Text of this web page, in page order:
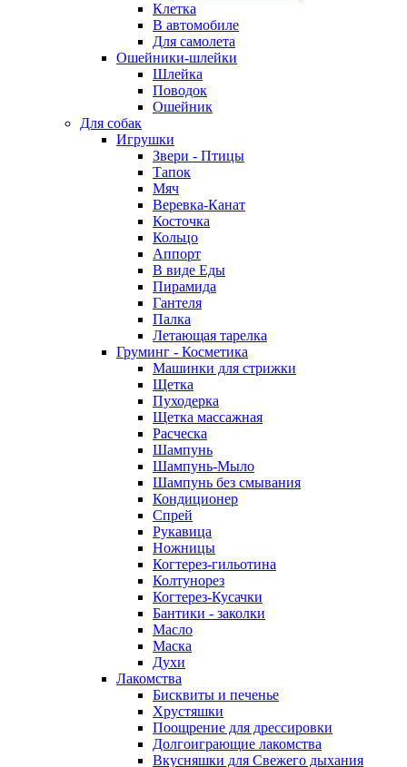
Клетка
В автомобиле
Для самолета
Ошейники-шлейки
Шлейка
Поводок
Ошейник
Для собак
Игрушки
Звери - Птицы
Тапок
Мяч
Веревка-Канат
Косточка
Кольцо
Аппорт
В виде Еды
Пирамида
Гантеля
Палка
Летающая тарелка
Груминг - Косметика
Машинки для стрижки
Щетка
Пуходерка
Щетка массажная
Расческа
Шампунь
Шампунь-Мыло
Шампунь без cмывания
Кондиционер
Спрей
Рукавица
Ножницы
Когтерез-гильотина
Колтунорез
Когтерез-Кусачки
Бантики - заколки
Масло
Маска
Духи
Лакомства
Бисквиты и печенье
Хрустяшки
Поощрение для дрессировки
Долгоиграющие лакомства
Вкусняшки для Свежего дыхания